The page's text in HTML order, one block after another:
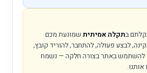
בתקלה אמיתיתשמונעת מכם
לבצע פעולה, להתחבר, להוריד קובץ,
להשתמש באתר בצורה חלקה — נשמח